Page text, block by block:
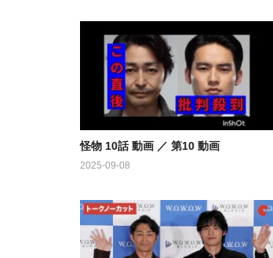
小手伸也
橋本じゅん
光石研
高畑淳子
https://www.youtube.com/
怪物 10話 動画 ／ 第10 動画
2025-09-08